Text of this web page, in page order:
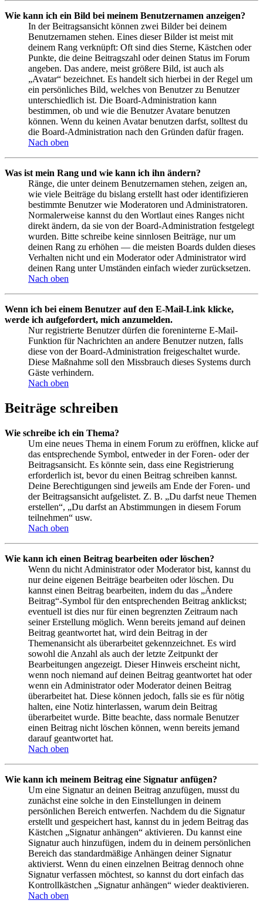
Wie kann ich ein Bild bei meinem Benutzernamen anzeigen?
In der Beitragsansicht können zwei Bilder bei deinem
Benutzernamen stehen. Eines dieser Bilder ist meist mit
deinem Rang verknüpft: Oft sind dies Sterne, Kästchen oder
Punkte, die deine Beitragszahl oder deinen Status im Forum
angeben. Das andere, meist größere Bild, ist auch als
„Avatar“ bezeichnet. Es handelt sich hierbei in der Regel um
ein persönliches Bild, welches von Benutzer zu Benutzer
unterschiedlich ist. Die Board-Administration kann
bestimmen, ob und wie die Benutzer Avatare benutzen
können. Wenn du keinen Avatar benutzen darfst, solltest du
die Board-Administration nach den Gründen dafür fragen.
Nach oben
Was ist mein Rang und wie kann ich ihn ändern?
Ränge, die unter deinem Benutzernamen stehen, zeigen an,
wie viele Beiträge du bislang erstellt hast oder identifizieren
bestimmte Benutzer wie Moderatoren und Administratoren.
Normalerweise kannst du den Wortlaut eines Ranges nicht
direkt ändern, da sie von der Board-Administration festgelegt
wurden. Bitte schreibe keine sinnlosen Beiträge, nur um
deinen Rang zu erhöhen — die meisten Boards dulden dieses
Verhalten nicht und ein Moderator oder Administrator wird
deinen Rang unter Umständen einfach wieder zurücksetzen.
Nach oben
Wenn ich bei einem Benutzer auf den E-Mail-Link klicke,
werde ich aufgefordert, mich anzumelden.
Nur registrierte Benutzer dürfen die foreninterne E-Mail-
Funktion für Nachrichten an andere Benutzer nutzen, falls
diese von der Board-Administration freigeschaltet wurde.
Diese Maßnahme soll den Missbrauch dieses Systems durch
Gäste verhindern.
Nach oben
Beiträge schreiben
Wie schreibe ich ein Thema?
Um eine neues Thema in einem Forum zu eröffnen, klicke auf
das entsprechende Symbol, entweder in der Foren- oder der
Beitragsansicht. Es könnte sein, dass eine Registrierung
erforderlich ist, bevor du einen Beitrag schreiben kannst.
Deine Berechtigungen sind jeweils am Ende der Foren- und
der Beitragsansicht aufgelistet. Z. B. „Du darfst neue Themen
erstellen“, „Du darfst an Abstimmungen in diesem Forum
teilnehmen“ usw.
Nach oben
Wie kann ich einen Beitrag bearbeiten oder löschen?
Wenn du nicht Administrator oder Moderator bist, kannst du
nur deine eigenen Beiträge bearbeiten oder löschen. Du
kannst einen Beitrag bearbeiten, indem du das „Ändere
Beitrag“-Symbol für den entsprechenden Beitrag anklickst;
eventuell ist dies nur für einen begrenzten Zeitraum nach
seiner Erstellung möglich. Wenn bereits jemand auf deinen
Beitrag geantwortet hat, wird dein Beitrag in der
Themenansicht als überarbeitet gekennzeichnet. Es wird
sowohl die Anzahl als auch der letzte Zeitpunkt der
Bearbeitungen angezeigt. Dieser Hinweis erscheint nicht,
wenn noch niemand auf deinen Beitrag geantwortet hat oder
wenn ein Administrator oder Moderator deinen Beitrag
überarbeitet hat. Diese können jedoch, falls sie es für nötig
halten, eine Notiz hinterlassen, warum dein Beitrag
überarbeitet wurde. Bitte beachte, dass normale Benutzer
einen Beitrag nicht löschen können, wenn bereits jemand
darauf geantwortet hat.
Nach oben
Wie kann ich meinem Beitrag eine Signatur anfügen?
Um eine Signatur an deinen Beitrag anzufügen, musst du
zunächst eine solche in den Einstellungen in deinem
persönlichen Bereich entwerfen. Nachdem du die Signatur
erstellt und gespeichert hast, kannst du in jedem Beitrag das
Kästchen „Signatur anhängen“ aktivieren. Du kannst eine
Signatur auch hinzufügen, indem du in deinem persönlichen
Bereich das standardmäßige Anhängen deiner Signatur
aktivierst. Wenn du einen einzelnen Beitrag dennoch ohne
Signatur verfassen möchtest, so kannst du dort einfach das
Kontrollkästchen „Signatur anhängen“ wieder deaktivieren.
Nach oben